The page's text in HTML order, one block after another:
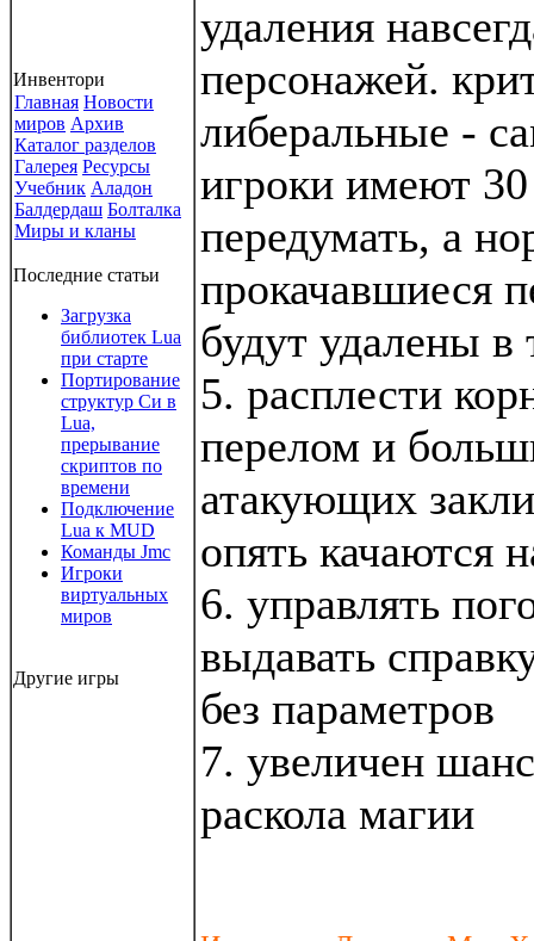
Инвентори
Главная Новости
миров Архив
Каталог разделов
Галерея Ресурсы
Учебник Аладон
Балдердаш Болталка
Миры и кланы
Последние статьи
Загрузка
библиотек Lua
при старте
Портирование
структур Си в
Lua,
прерывание
скриптов по
времени
Подключение
Lua к MUD
Команды Jmc
Игроки
виртуальных
миров
Другие игры
удаления
персонажей.
либеральные -
игроки имеют
передумать, а
прокачавшиеся
будут удалены в
5. расплести
перелом и
атакующих
опять качаются
6. управлять
выдавать
без параметров
7. увеличен
раскола магии